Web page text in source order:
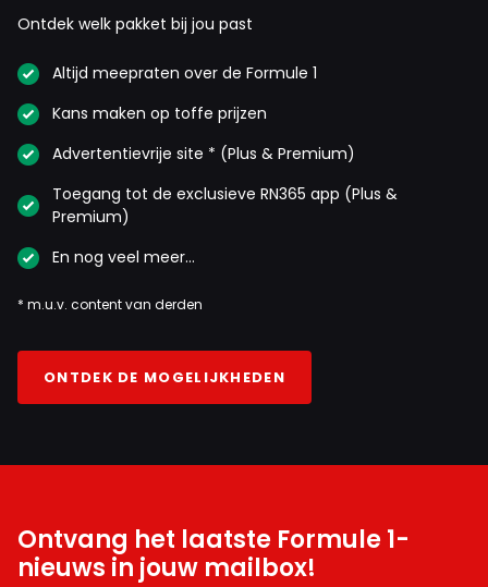
Ontdek welk pakket bij jou past
Altijd meepraten over de Formule 1
Kans maken op toffe prijzen
Advertentievrije site * (Plus & Premium)
Toegang tot de exclusieve RN365 app (Plus &
Premium)
En nog veel meer…
* m.u.v. content van derden
ONTDEK DE MOGELIJKHEDEN
Ontvang het laatste Formule 1-
nieuws in jouw mailbox!